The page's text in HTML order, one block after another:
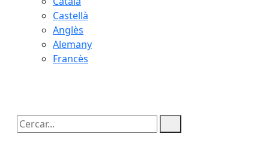
Castellà
Anglès
Alemany
Francès
Cercar: